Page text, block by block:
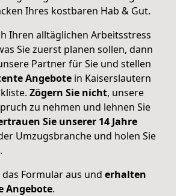
Ihres kostbaren Hab & Gut.
Ihren alltäglichen Arbeitsstress
Sie zuerst planen sollen, dann
Partner für Sie und stellen
Angebote in Kaiserslautern
Zögern Sie nicht, unsere
zu nehmen und lehnen Sie
Sie unserer 14 Jahre
Umzugsbranche und holen Sie
das Formular aus und erhalten
Angebote.